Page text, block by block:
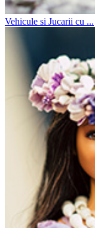
Vehicule si Jucarii cu ...